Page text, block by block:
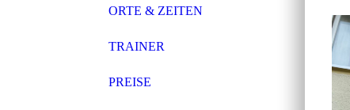
ORTE & ZEITEN
TRAINER
PREISE